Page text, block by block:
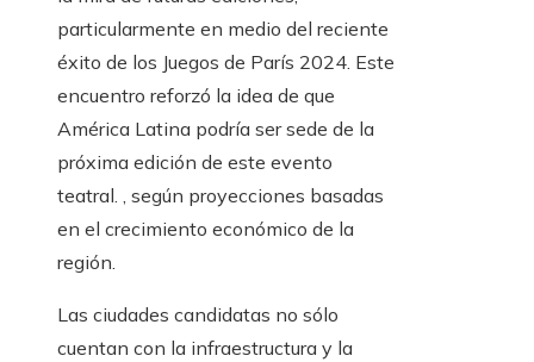
particularmente en medio del reciente
éxito de los Juegos de París 2024. Este
encuentro reforzó la idea de que
América Latina podría ser sede de la
próxima edición de este evento
teatral. , según proyecciones basadas
en el crecimiento económico de la
región.
Las ciudades candidatas no sólo
cuentan con la infraestructura y la